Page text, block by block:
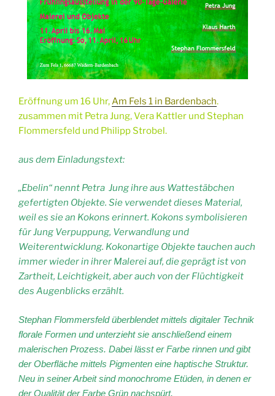
Eröffnung um 16 Uhr,Am Fels 1 in Bardenbach.
zusammen mit Petra Jung, Vera Kattler und Stephan
Flommersfeld und Philipp Strobel.
aus dem Einladungstext:
„Ebelin“ nennt Petra Jung ihre aus Wattestäbchen
gefertigten Objekte. Sie verwendet dieses Material,
weil es sie an Kokons erinnert. Kokons symbolisieren
für Jung Verpuppung, Verwandlung und
Weiterentwicklung. Kokonartige Objekte tauchen auch
immer wieder in ihrer Malerei auf, die geprägt ist von
Zartheit, Leichtigkeit, aber auch von der Flüchtigkeit
des Augenblicks erzählt.
Stephan Flommersfeld überblendet mittels digitaler Technik
florale Formen und unterzieht sie anschließend einem
malerischen Prozess. Dabei lässt er Farbe rinnen und gibt
der Oberfläche mittels Pigmenten eine haptische Struktur.
Neu in seiner Arbeit sind monochrome Etüden, in denen er
der Qualität der Farbe Grün nachspürt.